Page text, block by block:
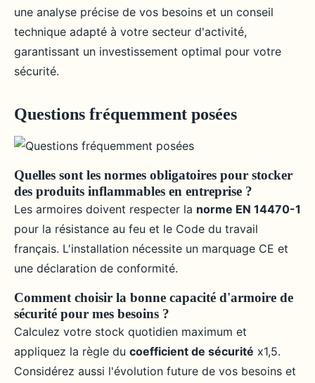
une analyse précise de vos besoins et un conseil
technique adapté à votre secteur d'activité,
garantissant un investissement optimal pour votre
sécurité.
Questions fréquemment posées
Quelles sont les normes obligatoires pour stocker
des produits inflammables en entreprise ?
Les armoires doivent respecter la norme EN 14470-1
pour la résistance au feu et le Code du travail
français. L'installation nécessite un marquage CE et
une déclaration de conformité.
Comment choisir la bonne capacité d'armoire de
sécurité pour mes besoins ?
Calculez votre stock quotidien maximum et
appliquez la règle du coefficient de sécurité x1,5.
Considérez aussi l'évolution future de vos besoins et